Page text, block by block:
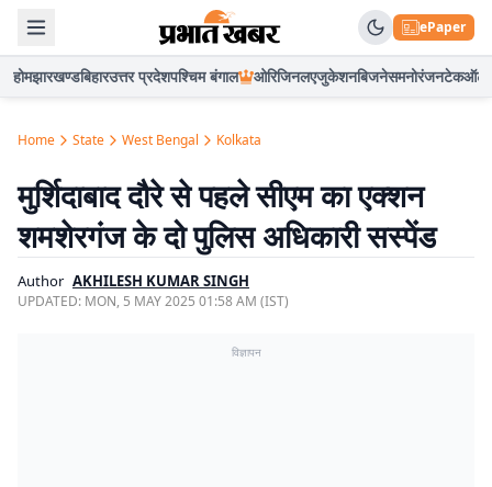
ePaper
होमझारखण्डबिहारउत्तर प्रदेशपश्चिम बंगाल ओरिजिनलएजुकेशनबिजनेसमनोरंजनटेकऑटो
Home State West Bengal Kolkata
मुर्शिदाबाद दौरे से पहले सीएम का एक्शन
शमशेरगंज के दो पुलिस अधिकारी सस्पेंड
Author AKHILESH KUMAR SINGH
UPDATED: MON, 5 MAY 2025 01:58 AM (IST)
विज्ञापन